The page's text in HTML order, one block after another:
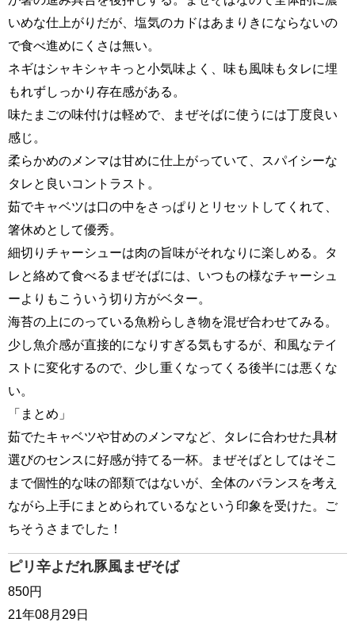
いめな仕上がりだが、塩気のカドはあまりきにならないの
で食べ進めにくさは無い。
ネギはシャキシャキっと小気味よく、味も風味もタレに埋
もれずしっかり存在感がある。
味たまごの味付けは軽めで、まぜそばに使うには丁度良い
感じ。
柔らかめのメンマは甘めに仕上がっていて、スパイシーな
タレと良いコントラスト。
茹でキャベツは口の中をさっぱりとリセットしてくれて、
箸休めとして優秀。
細切りチャーシューは肉の旨味がそれなりに楽しめる。タ
レと絡めて食べるまぜそばには、いつもの様なチャーシュ
ーよりもこういう切り方がベター。
海苔の上にのっている魚粉らしき物を混ぜ合わせてみる。
少し魚介感が直接的になりすぎる気もするが、和風なテイ
ストに変化するので、少し重くなってくる後半には悪くな
い。
「まとめ」
茹でたキャベツや甘めのメンマなど、タレに合わせた具材
選びのセンスに好感が持てる一杯。まぜそばとしてはそこ
まで個性的な味の部類ではないが、全体のバランスを考え
ながら上手にまとめられているなという印象を受けた。ご
ちそうさまでした！
ピリ辛よだれ豚風まぜそば
850円
21年08月29日